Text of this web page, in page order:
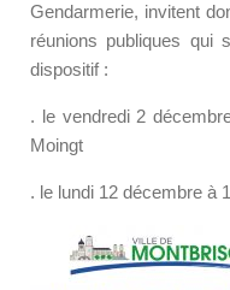
Gendarmerie, invitent
réunions publiques qui
dispositif :
. le vendredi 2
Moingt
. le lundi 12 décembre à